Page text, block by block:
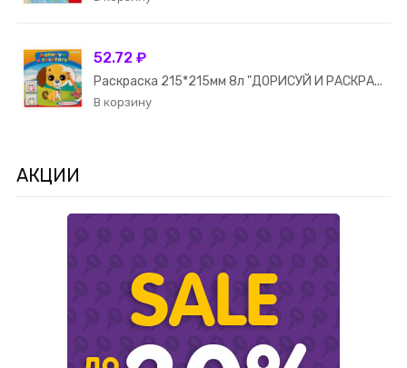
52.72 ₽
Раскраска 215*215мм 8л "ДОРИСУЙ И РАСКРА...
АКЦИИ